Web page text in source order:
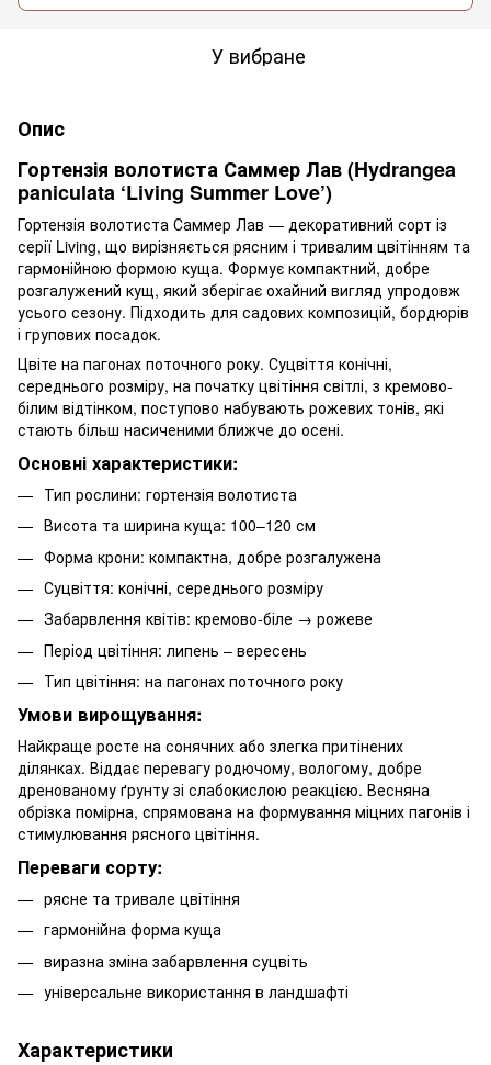
У вибране
Опис
Гортензія волотиста Саммер Лав (Hydrangea
paniculata ‘Living Summer Love’)
Гортензія волотиста Саммер Лав — декоративний сорт із
серії Living, що вирізняється рясним і тривалим цвітінням та
гармонійною формою куща. Формує компактний, добре
розгалужений кущ, який зберігає охайний вигляд упродовж
усього сезону. Підходить для садових композицій, бордюрів
і групових посадок.
Цвіте на пагонах поточного року. Суцвіття конічні,
середнього розміру, на початку цвітіння світлі, з кремово-
білим відтінком, поступово набувають рожевих тонів, які
стають більш насиченими ближче до осені.
Основні характеристики:
Тип рослини: гортензія волотиста
Висота та ширина куща: 100–120 см
Форма крони: компактна, добре розгалужена
Суцвіття: конічні, середнього розміру
Забарвлення квітів: кремово-біле → рожеве
Період цвітіння: липень – вересень
Тип цвітіння: на пагонах поточного року
Умови вирощування:
Найкраще росте на сонячних або злегка притінених
ділянках. Віддає перевагу родючому, вологому, добре
дренованому ґрунту зі слабокислою реакцією. Весняна
обрізка помірна, спрямована на формування міцних пагонів і
стимулювання рясного цвітіння.
Переваги сорту:
рясне та тривале цвітіння
гармонійна форма куща
виразна зміна забарвлення суцвіть
універсальне використання в ландшафті
Характеристики